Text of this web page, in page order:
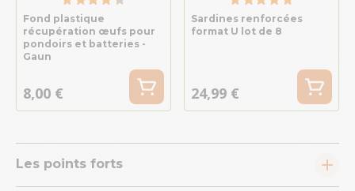
Fond plastique
récupération œufs pour
pondoirs et batteries -
Gaun
8,00 €
Sardines renforcées
format U lot de 8
24,99 €
Les points forts